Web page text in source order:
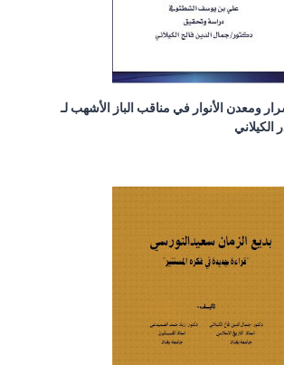
ومعدن الأنوار في مناقب الباز الأشهب لـ
الكيلاني